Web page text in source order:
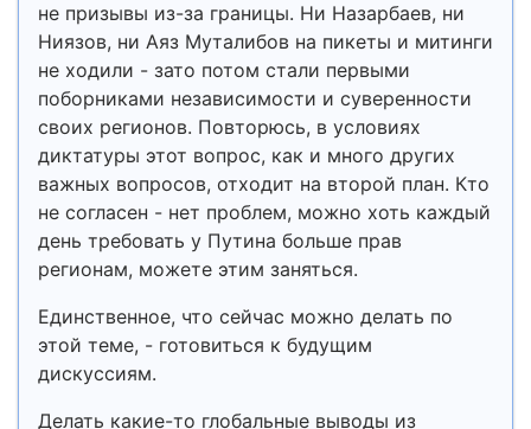
не призывы из-за границы. Ни Назарбаев, ни
Ниязов, ни Аяз Муталибов на пикеты и митинги
не ходили - зато потом стали первыми
поборниками независимости и суверенности
своих регионов. Повторюсь, в условиях
диктатуры этот вопрос, как и много других
важных вопросов, отходит на второй план. Кто
не согласен - нет проблем, можно хоть каждый
день требовать у Путина больше прав
регионам, можете этим заняться.
Единственное, что сейчас можно делать по
этой теме, - готовиться к будущим
дискуссиям.
Делать какие-то глобальные выводы из